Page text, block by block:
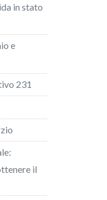
in stato
e
231
il